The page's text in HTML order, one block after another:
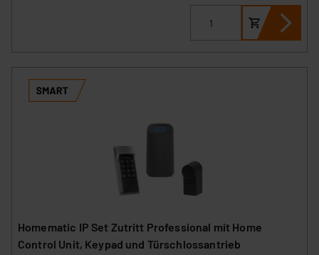
Homematic IP Set Zutritt Professional mit Home
Control Unit, Keypad und Türschlossantrieb